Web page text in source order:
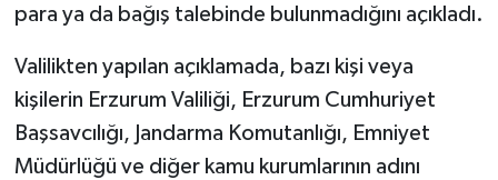
para ya da bağış talebinde bulunmadığını açıkladı.
Valilikten yapılan açıklamada, bazı kişi veya
kişilerin Erzurum Valiliği, Erzurum Cumhuriyet
Başsavcılığı, Jandarma Komutanlığı, Emniyet
Müdürlüğü ve diğer kamu kurumlarının adını
Türkiye
Yaşam